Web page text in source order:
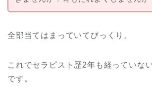
全部当てはまっていてびっくり。
これでセラピスト歴2年も経っていな
です。